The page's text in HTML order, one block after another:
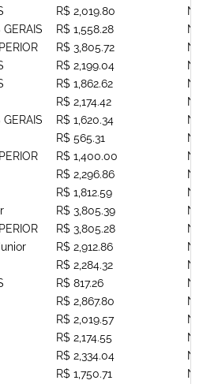
R$ 2,019.80
R$ 1,558.28
R$ 3,805.72
R$ 2,199.04
R$ 1,862.62
R$ 2,174.42
R$ 1,620.34
R$ 565.31
R$ 1,400.00
R$ 2,296.86
R$ 1,812.59
R$ 3,805.39
R$ 3,805.28
R$ 2,912.86
R$ 2,284.32
R$ 817.26
R$ 2,867.80
R$ 2,019.57
R$ 2,174.55
R$ 2,334.04
R$ 1,750.71